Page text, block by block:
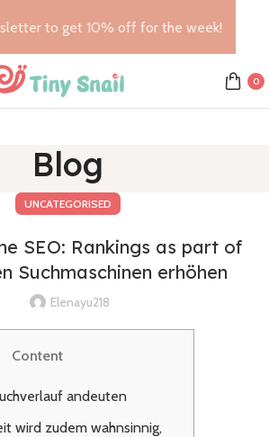
0
Blog
UNCATEGORISED
SEO: Rankings as part of
Suchmaschinen erhöhen
Elenayu218
Content
andeuten
wird zudem wahnsinnig,
to get 10% off for the week!